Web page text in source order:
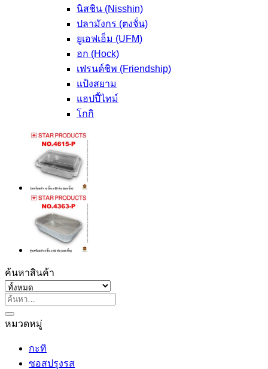
นิสชิน (Nisshin)
ปลามังกร (ตงจั่น)
ยูเอฟเอ็ม (UFM)
ฮก (Hock)
เฟรนด์ชิพ (Friendship)
แป้งสยาม
แฮปปี้ไทม์
โกกิ
ค้นหาสินค้า
ค้นหา:
หมวดหมู่
กะทิ
ซอสปรุงรส